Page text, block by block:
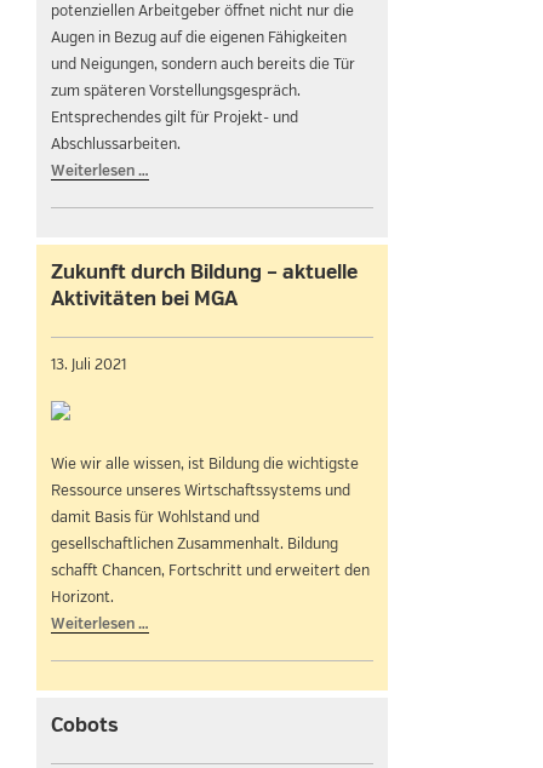
potenziellen Arbeitgeber öffnet nicht nur die
Augen in Bezug auf die eigenen Fähigkeiten
und Neigungen, sondern auch bereits die Tür
zum späteren Vorstellungsgespräch.
Entsprechendes gilt für Projekt- und
Abschlussarbeiten.
Weiterlesen …
Zukunft durch Bildung – aktuelle
Aktivitäten bei MGA
13. Juli 2021
Wie wir alle wissen, ist Bildung die wichtigste
Ressource unseres Wirtschaftssystems und
damit Basis für Wohlstand und
gesellschaftlichen Zusammenhalt. Bildung
schafft Chancen, Fortschritt und erweitert den
Horizont.
Weiterlesen …
Cobots